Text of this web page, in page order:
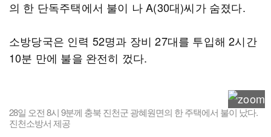
의 한 단독주택에서 불이 나 A(30대)씨가 숨졌다.
소방당국은 인력 52명과 장비 27대를 투입해 2시간
10분 만에 불을 완전히 껐다.
28일 오전 8시 9분께 충북 진천군 광혜원면의 한 주택에서 불이 났다.
진천소방서 제공